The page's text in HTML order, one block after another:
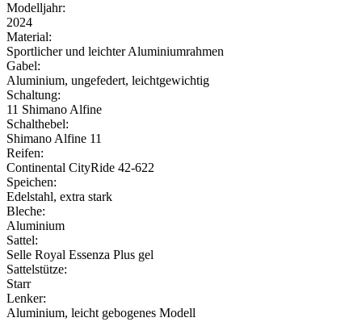
Modelljahr:
2024
Material:
Sportlicher und leichter Aluminiumrahmen
Gabel:
Aluminium, ungefedert, leichtgewichtig
Schaltung:
11 Shimano Alfine
Schalthebel:
Shimano Alfine 11
Reifen:
Continental CityRide 42-622
Speichen:
Edelstahl, extra stark
Bleche:
Aluminium
Sattel:
Selle Royal Essenza Plus gel
Sattelstütze:
Starr
Lenker:
Aluminium, leicht gebogenes Modell